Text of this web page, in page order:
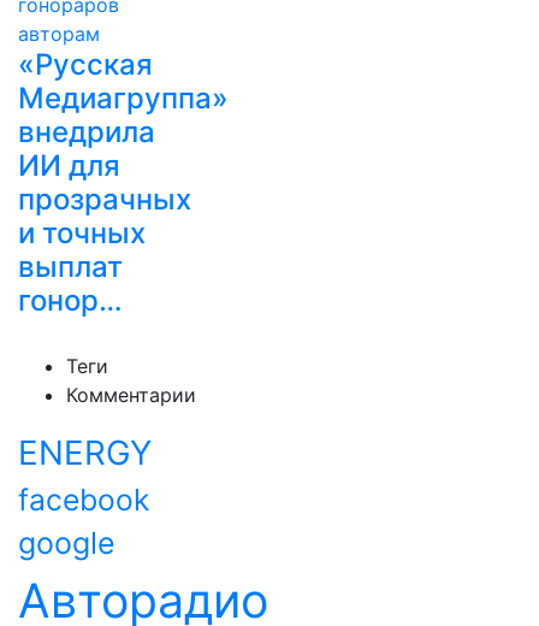
«Русская
Медиагруппа»
внедрила
ИИ для
прозрачных
и точных
выплат
гонор…
Теги
Комментарии
ENERGY
facebook
google
Авторадио